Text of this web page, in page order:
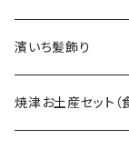
濱いち髪飾り
焼津お土産セット（